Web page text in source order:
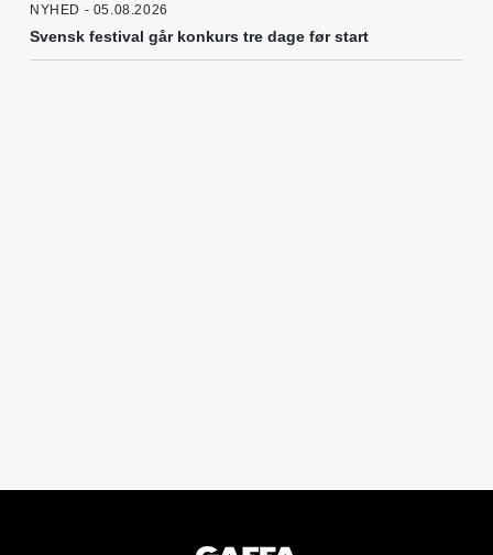
NYHED - 05.08.2026
Svensk festival går konkurs tre dage før start